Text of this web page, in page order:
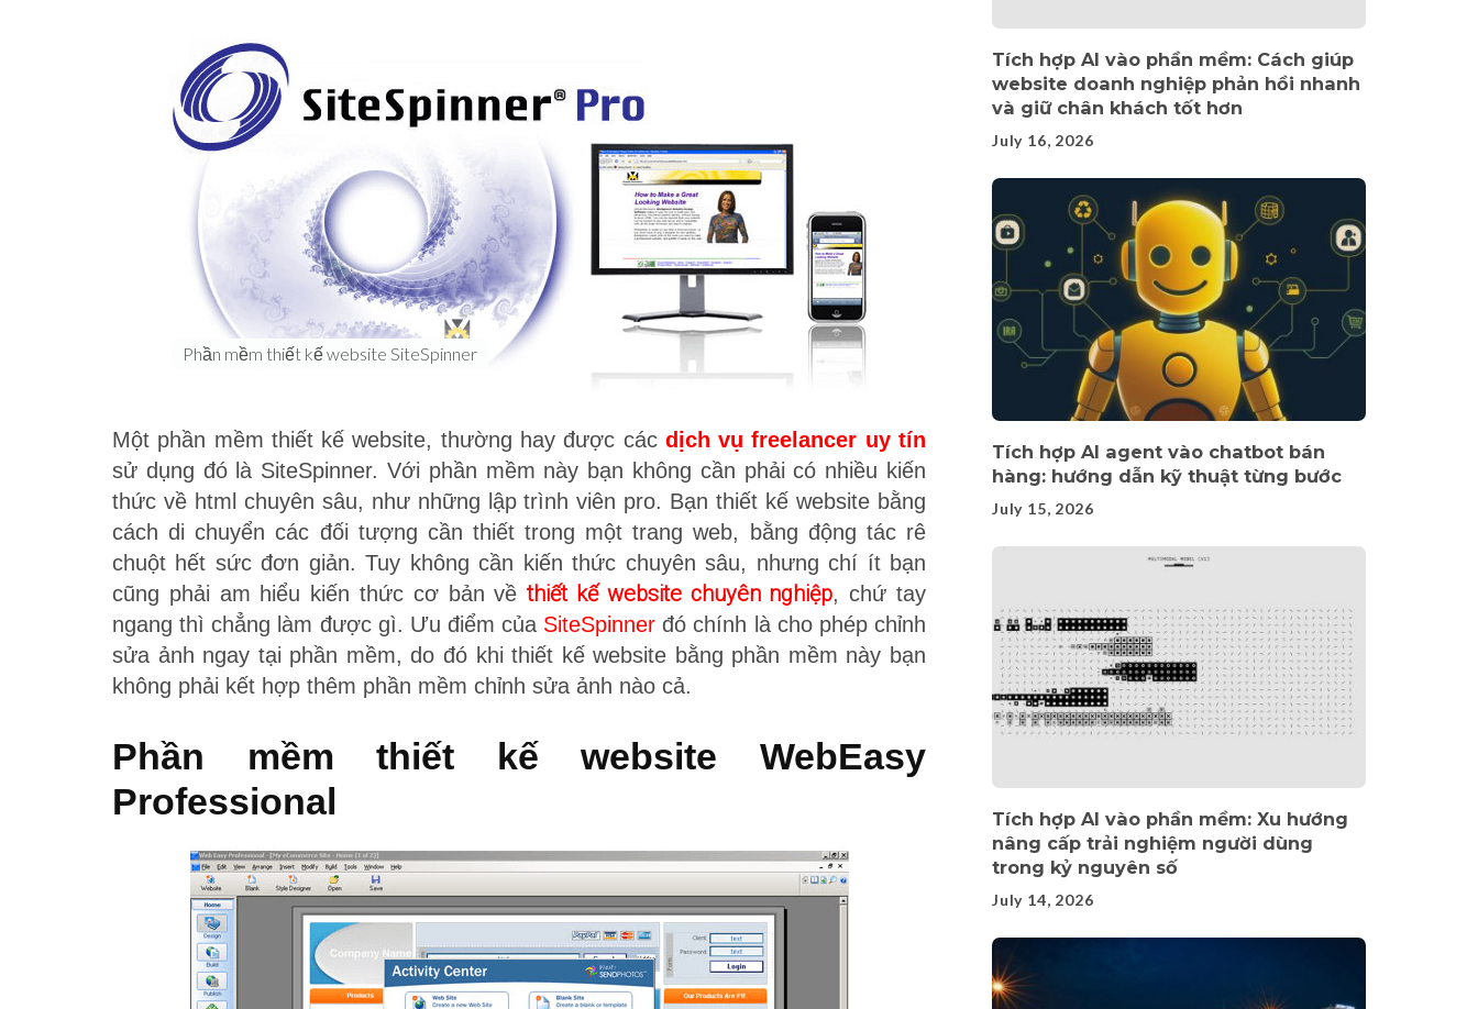
Phần mềm thiết kế website SiteSpinner
Một phần mềm thiết kế website, thường hay được các dịch vụ freelancer uy tín
sử dụng đó là SiteSpinner. Với phần mềm này bạn không cần phải có nhiều kiến
thức về html chuyên sâu, như những lập trình viên pro. Bạn thiết kế website bằng
cách di chuyển các đối tượng cần thiết trong một trang web, bằng động tác rê
chuột hết sức đơn giản. Tuy không cần kiến thức chuyên sâu, nhưng chí ít bạn
cũng phải am hiểu kiến thức cơ bản vềthiết kế website chuyên nghiệp, chứ tay
ngang thì chẳng làm được gì. Ưu điểm của SiteSpinner đó chính là cho phép chỉnh
sửa ảnh ngay tại phần mềm, do đó khi thiết kế website bằng phần mềm này bạn
không phải kết hợp thêm phần mềm chỉnh sửa ảnh nào cả.
Phần mềm thiết kế website WebEasy
Professional
Tích hợp AI vào phần mềm: Cách giúp
website doanh nghiệp phản hồi nhanh
và giữ chân khách tốt hơn
July 16, 2026
Tích hợp AI agent vào chatbot bán
hàng: hướng dẫn kỹ thuật từng bước
July 15, 2026
Tích hợp AI vào phần mềm: Xu hướng
nâng cấp trải nghiệm người dùng
trong kỷ nguyên số
July 14, 2026